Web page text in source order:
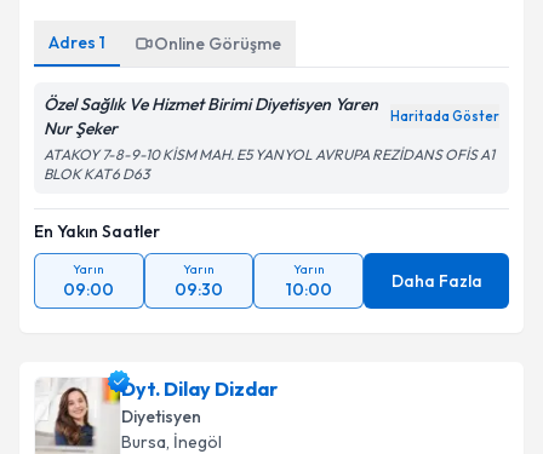
Adres 1 Online Görüşme
Özel Sağlık Ve Hizmet Birimi Diyetisyen Yaren
Nur Şeker
Haritada Göster
ATAKOY 7-8-9-10 KİSM MAH. E5 YANYOL AVRUPA REZİDANS OFİS A1
BLOK KAT6 D63
En Yakın Saatler
Yarın
09:00
Yarın
09:30
Yarın
10:00 Daha Fazla
Dyt. Dilay Dizdar
Diyetisyen
Bursa, İnegöl